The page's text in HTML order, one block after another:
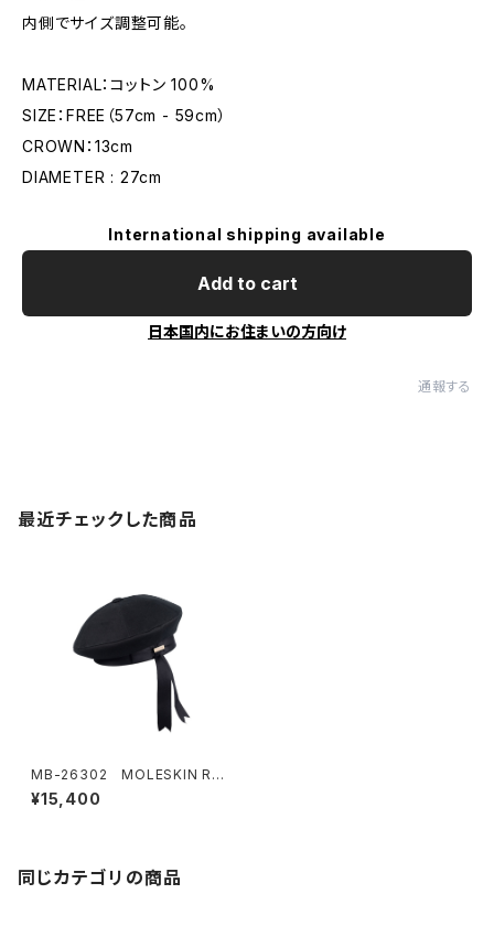
内側でサイズ調整可能。
MATERIAL：コットン 100%
SIZE：FREE（57cm - 59cm）
CROWN：13cm
DIAMETER : 27cm
International shipping available
Add to cart
日本国内にお住まいの方向け
通報する
最近チェックした商品
MB-26302 MOLESKIN RIB
BON BERET
¥15,400
同じカテゴリの商品